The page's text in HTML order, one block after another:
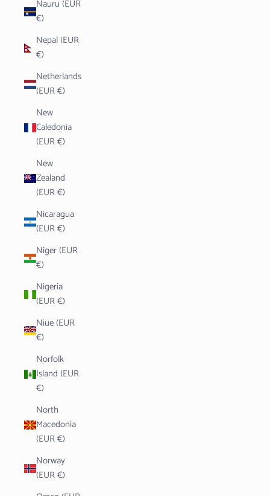
Nauru (EUR
€)
Nepal (EUR
€)
Netherlands
(EUR €)
New
Caledonia
(EUR €)
New
Zealand
(EUR €)
Nicaragua
(EUR €)
Niger (EUR
€)
Nigeria
(EUR €)
Niue (EUR
€)
Norfolk
Island (EUR
€)
North
Macedonia
(EUR €)
Norway
(EUR €)